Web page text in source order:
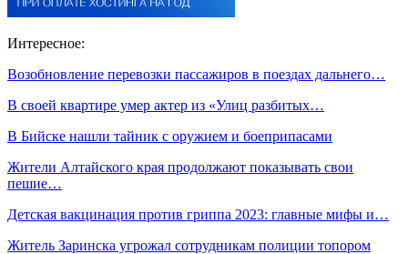
Интересное:
Возобновление перевозки пассажиров в поездах дальнего…
В своей квартире умер актер из «Улиц разбитых…
В Бийске нашли тайник с оружием и боеприпасами
Жители Алтайского края продолжают показывать свои
пешие…
Детская вакцинация против гриппа 2023: главные мифы и…
Житель Заринска угрожал сотрудникам полиции топором